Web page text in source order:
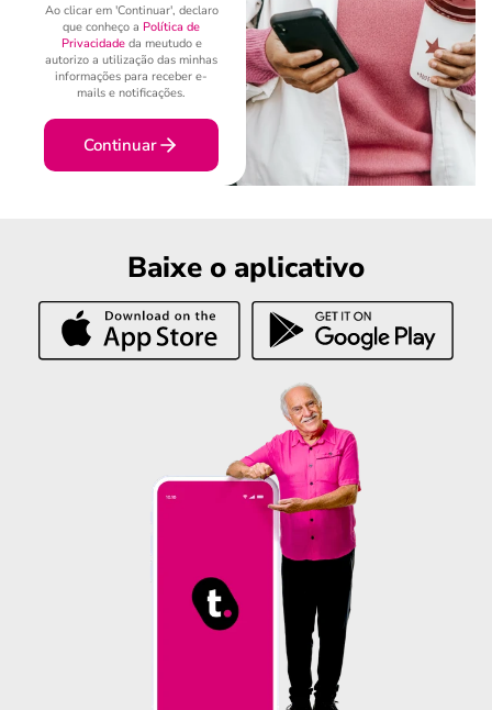
Ao clicar em 'Continuar', declaro
que conheço a Política de
Privacidadeda meutudo e
autorizo a utilização das minhas
informações para receber e-
mails e notificações.
Continuar
Baixe o aplicativo